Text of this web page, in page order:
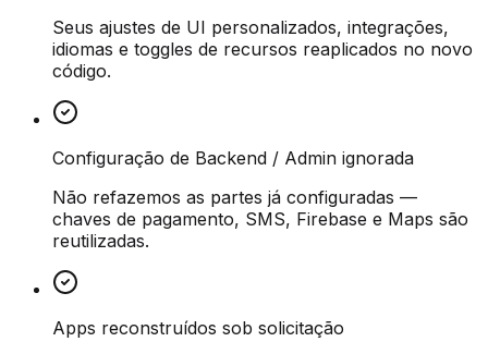
Seus ajustes de UI personalizados, integrações,
idiomas e toggles de recursos reaplicados no novo
código.
Configuração de Backend / Admin ignorada
Não refazemos as partes já configuradas —
chaves de pagamento, SMS, Firebase e Maps são
reutilizadas.
Apps reconstruídos sob solicitação